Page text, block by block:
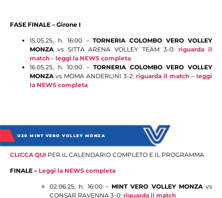
FASE FINALE – Girone I
15.05.25, h. 16:00 –TORNERIA COLOMBO VERO VOLLEY
MONZA vs SITTA ARENA VOLLEY TEAM 3-0:riguarda il
match – leggi la NEWS completa
16.05.25, h. 10:00 – TORNERIA COLOMBO VERO VOLLEY
MONZA vs MOMA ANDERLINI 3-2:riguarda il match –leggi
la NEWS completa
U20 MINT VERO VOLLEY MONZA
CLICCA QUI PER IL CALENDARIO COMPLETO E IL PROGRAMMA
FINALE – Leggi la NEWS completa
02.06.25, h. 16:00 – MINT VERO VOLLEY MONZAvs
CONSAR RAVENNA 3-0: riguarda il match